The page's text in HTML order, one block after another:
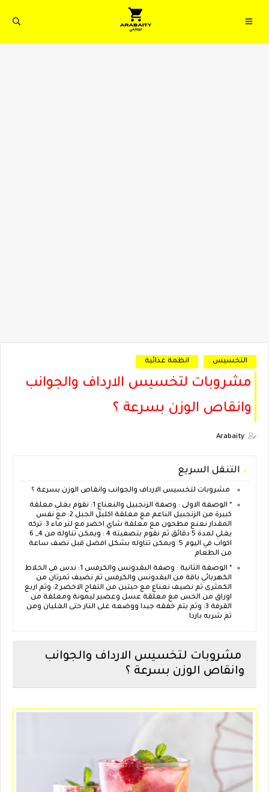
التخسيس انظمة غذائية
مشروبات لتخسيس الارداف والجوانب
وانقاص الوزن بسرعة ؟
Arabaity
التنقل السريع
مشروبات لتخسيس الارداف والجوانب وانقاص الوزن بسرعة ؟
* الوصفة الاولى : وصفة الزنجبيل والنعناع 1: نقوم بغلي معلقة
كبيرة من الزنجبيل الناعم مع معلقة اكليل الجبل 2: مع نفس
المقدار نعنع مطحون مع معلقة شاي اخضر مع لتر ماء 3: تركه
يغلي لمدة 5 دقائق ثم نقوم بتصفيته 4 : ويمكن تناوله من 4_ 6
اكواب في اليوم 5: ويمكن تناوله بشكل افضل قبل نصف ساعة
من الطعام
* الوصفة الثانية : وصفة البقدونس والكرفس 1: ندس في الخلاط
الكهربائي باقة من البقدونس والكرفس ثم نضيف ثمرتان من
الكمثرى ثم نضيف نعناع مع حبتين من التفاح الاخضر 2: وثم اربع
اوراق من الخس مع معلقة عسل وعصير ليمونة ومعلقة من
القرفة 3: وثم يتم خفقه جيدا ووضعه على النار حتى الغليان ومن
ثم شربه باردا
مشروبات لتخسيس الارداف والجوانب
وانقاص الوزن بسرعة ؟